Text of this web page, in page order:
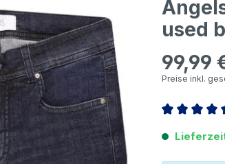
used
Regulärer
99,99
Preise inkl.